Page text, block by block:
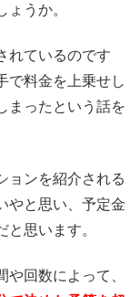
うか。
れているのです
で料金を上乗せし
まったという話を
ョンを紹介される
やと思い、予定金
思います。
回数によって、